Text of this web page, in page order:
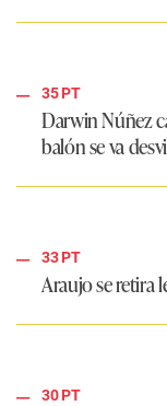
35 PT
Darwin Núñez
balón se va
33 PT
Araujo se retira
30 PT